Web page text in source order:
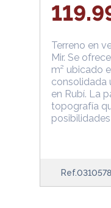
Terreno en
Mir. Se
m² ubicado
consolidada
en Rubí. La
topografía
Ref.0310578